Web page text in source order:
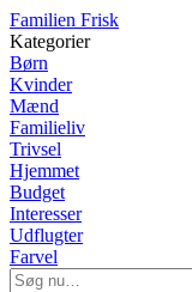
Familien Frisk
Kategorier
Børn
Kvinder
Mænd
Familieliv
Trivsel
Hjemmet
Budget
Interesser
Udflugter
Farvel